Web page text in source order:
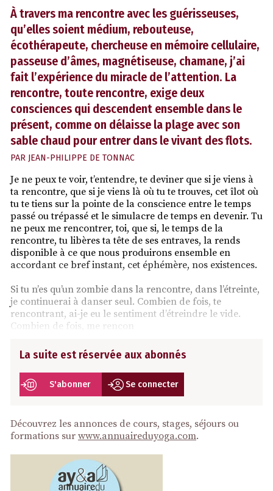
À travers ma rencontre avec les guérisseuses,
qu’elles soient médium, rebouteuse,
écothérapeute, chercheuse en mémoire cellulaire,
passeuse d’âmes, magnétiseuse, chamane, j’ai
fait l’expérience du miracle de l’attention. La
rencontre, toute rencontre, exige deux
consciences qui descendent ensemble dans le
présent, comme on délaisse la plage avec son
sable chaud pour entrer dans le vivant des flots.
PAR JEAN-PHILIPPE DE TONNAC
Je ne peux te voir, t’entendre, te deviner que si je viens à
ta rencontre, que si je viens là où tu te trouves, cet îlot où
tu te tiens sur la pointe de la conscience entre le temps
passé ou trépassé et le simulacre de temps en devenir. Tu
ne peux me rencontrer, toi, que si, le temps de la
rencontre, tu libères ta tête de ses entraves, la rends
disponible à ce que nous produirons ensemble en
accordant ce bref instant, cet éphémère, nos existences.
Si tu n’es qu’un zombie dans la rencontre, dans l’étreinte,
je continuerai à danser seul. Combien de fois, te
rencontrant, ai-je eu le sentiment d’étreindre le vide.
Combien de fois, me rencon
La suite est réservée aux abonnés
S'abonner Se connecter
Découvrez les annonces de cours, stages, séjours ou
formations sur www.annuaireduyoga.com.